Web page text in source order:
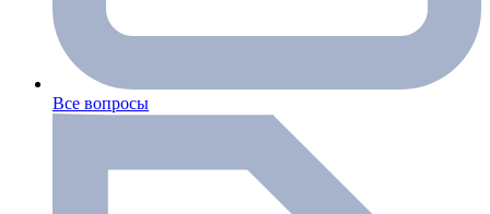
Все вопросы